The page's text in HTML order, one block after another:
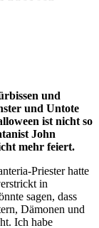
und
und Untote
ist nicht so
John
mehr feiert.
Priester hatte
in
sagen, dass
Dämonen und
Ich habe